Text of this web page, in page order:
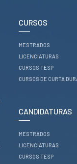
CURSOS
MESTRADOS
LICENCIATURAS
CURSOS TESP
CURSOS DE CURTA
CANDIDATURAS
MESTRADOS
LICENCIATURAS
CURSOS TESP